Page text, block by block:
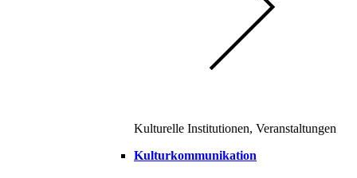
Kulturelle Institutionen, Veranstaltungen
Kulturkommunikation